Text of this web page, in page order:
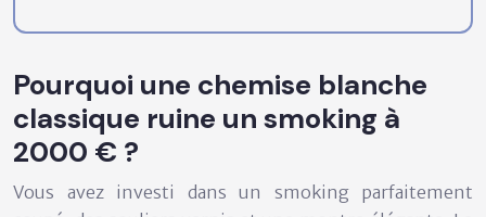
Pourquoi une chemise blanche
classique ruine un smoking à
2000 € ?
Vous avez investi dans un smoking parfaitement